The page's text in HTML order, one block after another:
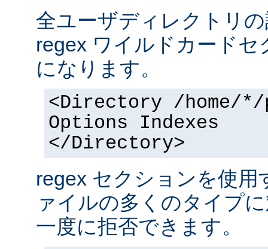
全ユーザディレクトリ
regex ワイルドカード
になります。
<Directory /home/
Options Indexes
</Directory>
regex セクションを使
ァイルの多くのタイプ
一度に拒否できます。